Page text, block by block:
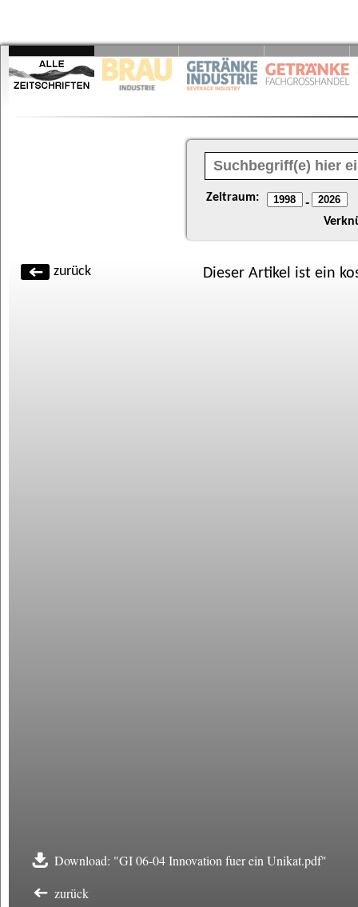
Zeitraum: -
zurück Dieser Artikel ist ein
Download: "GI 06-04 Innovation fuer ein Unikat.pdf"
zurück